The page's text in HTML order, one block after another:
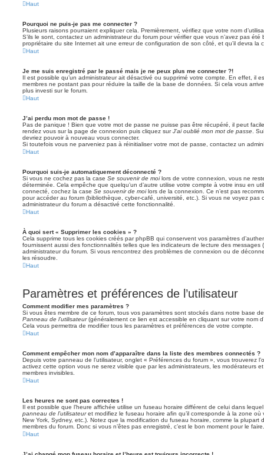
Haut
Pourquoi ne puis-je pas me connecter ?
Plusieurs raisons pourraient expliquer cela. Premièrement, vérifiez que votre nom
S’ils le sont, contactez un administrateur du forum pour vérifier que vous n’avez pas
propriétaire du site Internet ait une erreur de configuration de son côté, et qu’il devra la
Haut
Je me suis enregistré par le passé mais je ne peux plus me connecter ?!
Il est possible qu’un administrateur ait désactivé ou supprimé votre compte. En effet, il
membres ne postant pas pour réduire la taille de la base de données. Si cela vous
plus investi sur le forum.
Haut
J’ai perdu mon mot de passe !
Pas de panique ! Bien que votre mot de passe ne puisse pas être récupéré, il peut
rendez vous sur la page de connexion puis cliquez surJ’ai oublié mon mot de passe .
devriez pouvoir à nouveau vous connecter.
Si toutefois vous ne parveniez pas à réinitialiser votre mot de passe, contactez un
Haut
Pourquoi suis-je automatiquement déconnecté ?
Si vous ne cochez pas la case Se souvenir de moilors de votre connexion, vous ne
déterminée. Cela empêche que quelqu’un d’autre utilise votre compte à votre insu en
connecté, cochez la case Se souvenir de moilors de la connexion. Ce n’est pas
pour accéder au forum (bibliothèque, cyber-café, université, etc.). Si vous ne voyez pas
administrateur du forum a désactivé cette fonctionnalité.
Haut
À quoi sert « Supprimer les cookies » ?
Cela supprime tous les cookies créés par phpBB qui conservent vos paramètres
fournissent aussi des fonctionnalités telles que les indicateurs de lecture des
administrateur du forum. Si vous rencontrez des problèmes de connexion ou de
les résoudre.
Haut
Paramètres et préférences de l’utilisateur
Comment modifier mes paramètres ?
Si vous êtes membre de ce forum, tous vos paramètres sont stockés dans notre base
Panneau de l’utilisateur(généralement ce lien est accessible en cliquant sur votre nom
Cela vous permettra de modifier tous les paramètres et préférences de votre compte.
Haut
Comment empêcher mon nom d’apparaître dans la liste des membres connectés ?
Depuis votre panneau de l’utilisateur, onglet « Préférences du forum », vous trouverez
activez cette option vous ne serez visible que par les administrateurs, les modérateurs
membres invisibles.
Haut
Les heures ne sont pas correctes !
Il est possible que l’heure affichée utilise un fuseau horaire différent de celui dans
panneau de l’utilisateuret modifiez le fuseau horaire afin qu’il corresponde à la zone
New York, Sydney, etc.). Notez que la modification du fuseau horaire, comme la plupart
membres du forum. Donc si vous n’êtes pas enregistré, c’est le bon moment pour le faire.
Haut